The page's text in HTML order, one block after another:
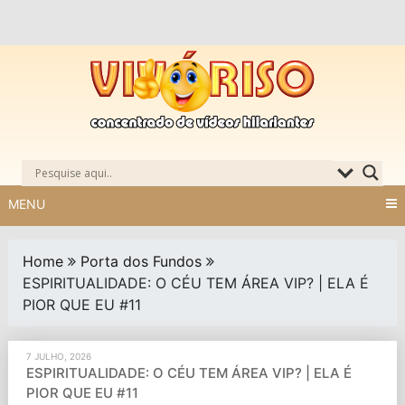
MENU
Home
Porta dos Fundos
ESPIRITUALIDADE: O CÉU TEM ÁREA VIP? | ELA É
PIOR QUE EU #11
7 JULHO, 2026
ESPIRITUALIDADE: O CÉU TEM ÁREA VIP? | ELA É
PIOR QUE EU #11